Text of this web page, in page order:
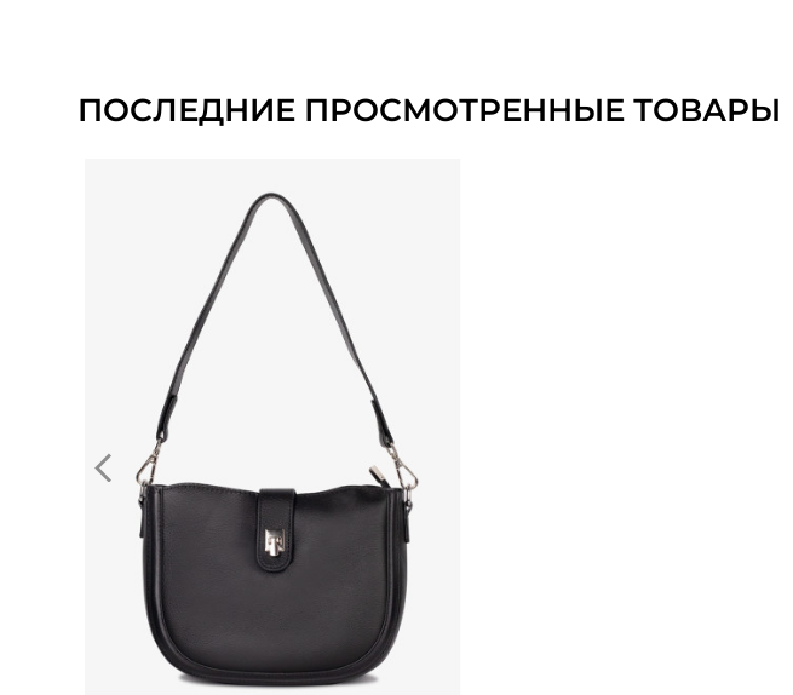
ПОСЛЕДНИЕ ПРОСМОТРЕННЫЕ ТОВАРЫ